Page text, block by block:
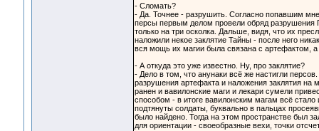
- Сломать?
- Да. Точнее - разрушить. Согласно попавшим
персы первым делом провели обряд разрушения
только на три осколка. Дальше, видя, что их
наложили некое заклятие Тайны - после него
вся мощь их магии была связана с артефактом, а
- А откуда это уже известно. Ну, про заклятие?
- Дело в том, что анунаки всё же настигли
разрушения артефакта и наложения заклятия на
ранен и вавилонские маги и лекари сумели
способом - в итоге вавилонским магам всё
подтянуты солдаты, буквально в пальцах
было найдено. Тогда на этом пространстве был
для ориентации - своеобразные вехи, точки